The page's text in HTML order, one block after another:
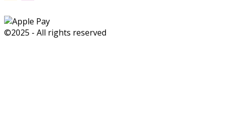
©2025 - All rights reserved